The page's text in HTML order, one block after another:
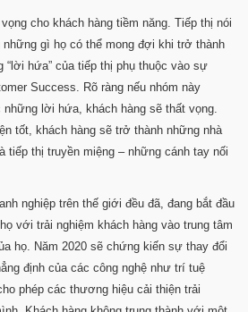
cho khách hàng tiềm năng. Tiếp thị nói
gì họ có thể mong đợi khi trở thành
“lời hứa” của tiếp thị phụ thuộc vào sự
Success. Rõ ràng nếu nhóm này
lời hứa, khách hàng sẽ thất vọng.
tốt, khách hàng sẽ trở thành những nhà
tiếp thị truyền miệng – những cánh tay nối
nghiệp trên thế giới đều đã, đang bắt đầu
với trải nghiệm khách hàng vào trung tâm
họ. Năm 2020 sẽ chứng kiến sự thay đổi
định của các công nghệ như trí tuệ
phép các thương hiệu cải thiện trải